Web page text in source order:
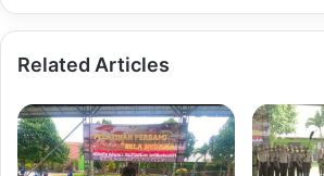
Related Articles